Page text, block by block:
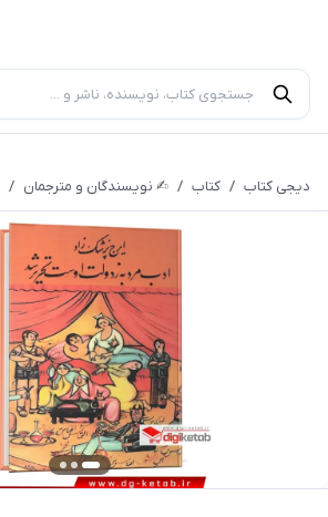
دیجی کتاب / کتاب / ✍︎ نویسندگان و مترجمان /